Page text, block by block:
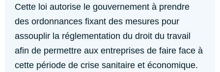
Cette loi autorise le gouvernement à prendre
des ordonnances fixant des mesures pour
assouplir la réglementation du droit du travail
afin de permettre aux entreprises de faire face à
cette période de crise sanitaire et économique.